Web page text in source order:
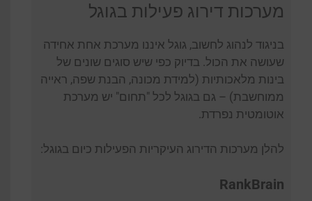
מערכות דירוג פעילות בגוגל
בניגוד לנהוג לחשוב, גוגל איננו מערכת אחת אחידה
שעושה את הכול. בדיוק כפי שיש סוגים שונים של
בינות מלאכותיות (למידת מכונה, הבנת שפה, ראייה
ממוחשבת) – גם בגוגל לכל "תחום" יש מערכת
אוטומטית נפרדת.
להלן מערכות הדירוג העיקריות הפעילות כיום בגוגל:
RankBrain